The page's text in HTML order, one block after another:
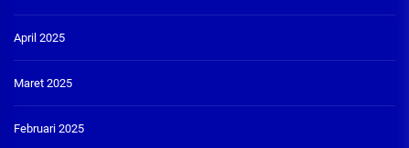
April 2025
Maret 2025
Februari 2025